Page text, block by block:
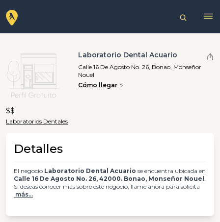
Laboratorio Dental Acuario
Calle 16 De Agosto No. 26, Bonao, Monseñor
Nouel
Cómo llegar
$$
Laboratorios Dentales
Detalles
El negocio Laboratorio Dental Acuario se encuentra ubicada en
Calle 16 De Agosto No. 26, 42000. Bonao, Monseñor Nouel .
Si deseas conocer más sobre este negocio, llame ahora para solicita
más...